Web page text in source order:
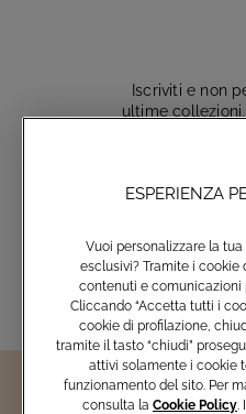
Iscriviti e non
ultime
ESPERIENZA
Vuoi personalizzare la
esclusivi? Tramite i cookie
contenuti e comunicazioni
Cliccando “Accetta tutti i
cookie di profilazione,
tramite il tasto “chiudi”
attivi solamente i cookie
funzionamento del sito. Per
consulta la Cookie Policy.